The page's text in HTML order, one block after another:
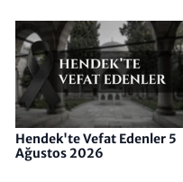
Hendek'te Vefat Edenler 5
Ağustos 2026